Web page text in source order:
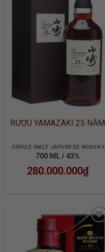
ADD TO
WISHLIST
RƯỢU YAMAZAKI 25 NĂM
SINGLE MALT JAPANESE WHISKY
700 ML / 43%
280.000.000₫
ADD TO